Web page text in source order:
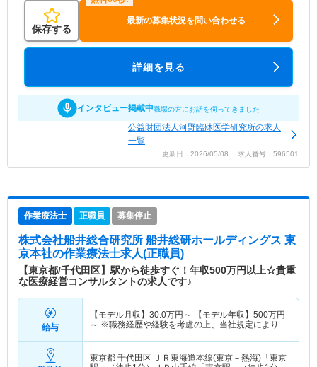
保存する
最新の募集状況を問い合わせる
詳細を見る
インタビュー掲載中職場の方にお話を伺ってきました
公益財団法人河野臨牀医学研究所の求人
一覧
更新日：2026/05/08 求人番号：596501
作業療法士 正職員 募集停止
株式会社船井総合研究所 船井総研ホールディングス 東
京本社の作業療法士求人(正職員)
【東京都/千代田区】駅から徒歩すぐ！年収500万円以上☆貴重
な医療経営コンサルタントの求人です♪
給与
【モデル月収】 30.0万円～ 【モデル年収】 500万円
～ ※職務経歴や経験を考慮の上、当社規定により決
東京都 千代田区 ＪＲ東海道本線(東京－熱海)「東京